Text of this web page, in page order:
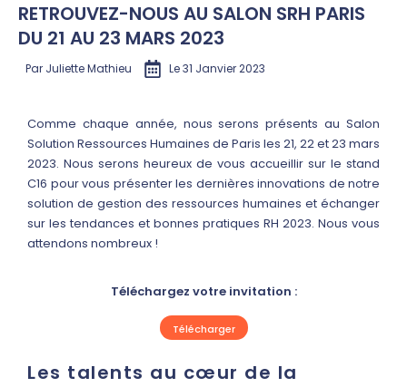
RETROUVEZ-NOUS AU SALON SRH PARIS
DU 21 AU 23 MARS 2023
Par Juliette Mathieu Le31 Janvier 2023
Comme chaque année, nous serons présents au Salon
Solution Ressources Humaines de Paris les 21, 22 et 23 mars
2023. Nous serons heureux de vous accueillir sur le stand
C16 pour vous présenter les dernières innovations de notre
solution de gestion des ressources humaines et échanger
sur les tendances et bonnes pratiques RH 2023. Nous vous
attendons nombreux !
Téléchargez votre invitation :
Télécharger
Les talents au cœur de la